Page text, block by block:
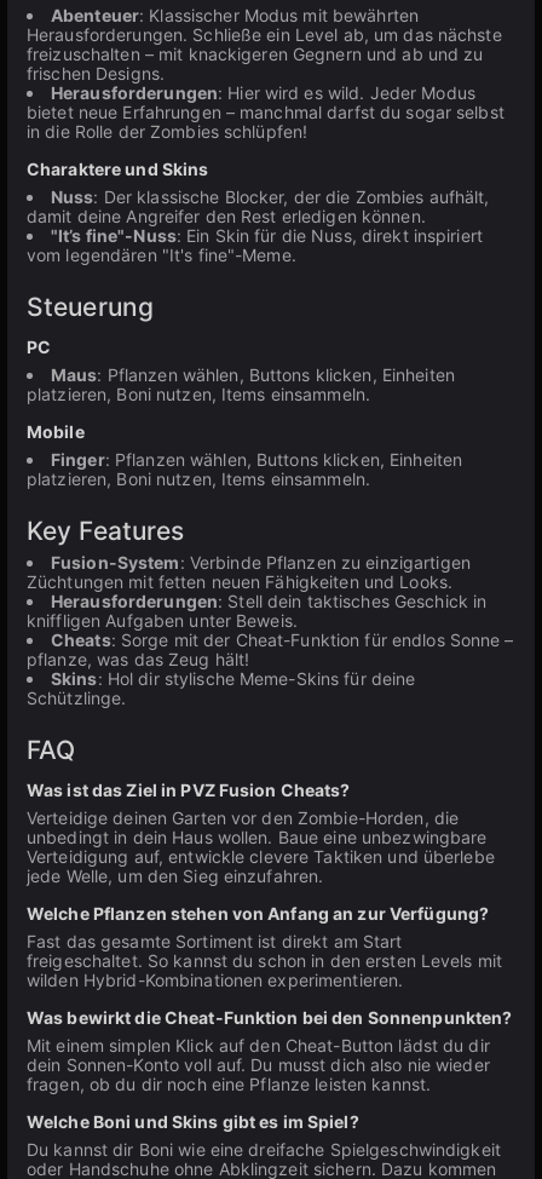
Abenteuer: Klassischer Modus mit bewährten
Herausforderungen. Schließe ein Level ab, um das nächste
freizuschalten – mit knackigeren Gegnern und ab und zu
frischen Designs.
Herausforderungen: Hier wird es wild. Jeder Modus
bietet neue Erfahrungen – manchmal darfst du sogar selbst
in die Rolle der Zombies schlüpfen!
Charaktere und Skins
Nuss: Der klassische Blocker, der die Zombies aufhält,
damit deine Angreifer den Rest erledigen können.
"It’s fine"-Nuss: Ein Skin für die Nuss, direkt inspiriert
vom legendären "It's fine"-Meme.
Steuerung
PC
Maus: Pflanzen wählen, Buttons klicken, Einheiten
platzieren, Boni nutzen, Items einsammeln.
Mobile
Finger: Pflanzen wählen, Buttons klicken, Einheiten
platzieren, Boni nutzen, Items einsammeln.
Key Features
Fusion-System: Verbinde Pflanzen zu einzigartigen
Züchtungen mit fetten neuen Fähigkeiten und Looks.
Herausforderungen: Stell dein taktisches Geschick in
kniffligen Aufgaben unter Beweis.
Cheats: Sorge mit der Cheat-Funktion für endlos Sonne –
pflanze, was das Zeug hält!
Skins: Hol dir stylische Meme-Skins für deine
Schützlinge.
FAQ
Was ist das Ziel in PVZ Fusion Cheats?
Verteidige deinen Garten vor den Zombie-Horden, die
unbedingt in dein Haus wollen. Baue eine unbezwingbare
Verteidigung auf, entwickle clevere Taktiken und überlebe
jede Welle, um den Sieg einzufahren.
Welche Pflanzen stehen von Anfang an zur Verfügung?
Fast das gesamte Sortiment ist direkt am Start
freigeschaltet. So kannst du schon in den ersten Levels mit
wilden Hybrid-Kombinationen experimentieren.
Was bewirkt die Cheat-Funktion bei den Sonnenpunkten?
Mit einem simplen Klick auf den Cheat-Button lädst du dir
dein Sonnen-Konto voll auf. Du musst dich also nie wieder
fragen, ob du dir noch eine Pflanze leisten kannst.
Welche Boni und Skins gibt es im Spiel?
Du kannst dir Boni wie eine dreifache Spielgeschwindigkeit
oder Handschuhe ohne Abklingzeit sichern. Dazu kommen